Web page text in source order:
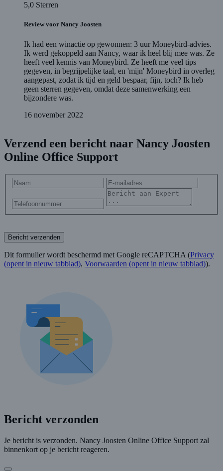
5,0 Sterren
Review voor Nancy Joosten
Ik had een winactie op gewonnen: 3 uur Moneybird-advies.
Ik werd gekoppeld aan Nancy, waar ik heel blij mee was. Ze
heeft veel kennis van Moneybird. Ze heeft me veel tips
gegeven, in begrijpelijke taal, en 'mijn' Moneybird in overleg
aangepast, zodat ik tijd en geld bespaar, fijn, toch? Ik heb
geen sterren gegeven, omdat deze samenwerking een
bijzondere was.
16 november 2022
Verzend een bericht naar Nancy Joosten
Online Office Support
Bericht verzenden
Dit formulier wordt beschermd met Google reCAPTCHA (Privacy
(opent in nieuw tabblad), Voorwaarden (opent in nieuw tabblad)).
Bericht verzonden
Je bericht is verzonden. Nancy Joosten Online Office Support zal
binnenkort op je bericht reageren.